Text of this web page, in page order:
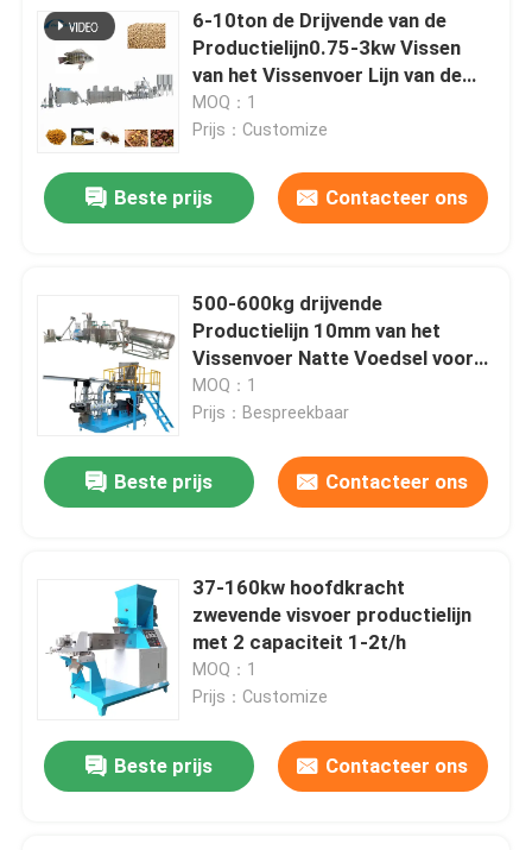
6-10ton de Drijvende van de
Productielijn0.75-3kw Vissen
van het Vissenvoer Lijn van de
het Voedselverwerking
MOQ：1
Prijs：Customize
Beste prijs Contacteer ons
500-600kg drijvende
Productielijn 10mm van het
Vissenvoer Natte Voedsel voor
huisdierenproductielijn
MOQ：1
Prijs：Bespreekbaar
Beste prijs Contacteer ons
37-160kw hoofdkracht
zwevende visvoer productielijn
met 2 capaciteit 1-2t/h
MOQ：1
Prijs：Customize
Beste prijs Contacteer ons